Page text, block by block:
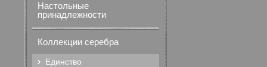
Настольные
принадлежности
Коллекции серебра
Единство